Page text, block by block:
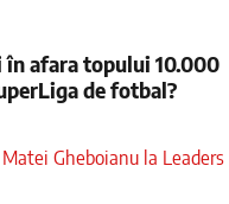
în afara topului 10.000
de fotbal?